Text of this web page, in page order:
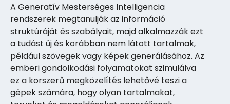
A Generatív Mesterséges Intelligencia
rendszerek megtanulják az információ
struktúráját és szabályait, majd alkalmazzák ezt
a tudást új és korábban nem látott tartalmak,
például szövegek vagy képek generálásához. Az
emberi gondolkodási folyamatokat szimulálva
ez a korszerű megközelítés lehetővé teszi a
gépek számára, hogy olyan tartalmakat,